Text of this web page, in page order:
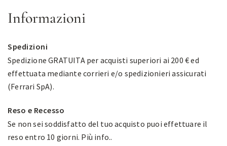
Informazioni
Spedizioni
Spedizione GRATUITA per acquisti superiori ai 200 € ed
effettuata mediante corrieri e/o spedizionieri assicurati
(Ferrari SpA).
Reso e Recesso
Se non sei soddisfatto del tuo acquisto puoi effettuare il
reso entro 10 giorni. Più info..